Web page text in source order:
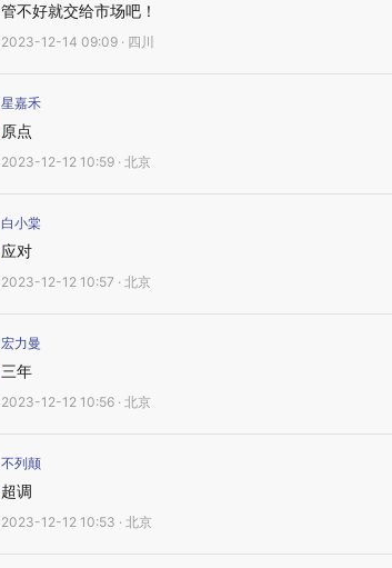
管不好就交给市场吧！
2023-12-14 09:09 · 四川
星嘉禾
原点
2023-12-12 10:59 · 北京
白小棠
应对
2023-12-12 10:57 · 北京
宏力曼
三年
2023-12-12 10:56 · 北京
不列颠
超调
2023-12-12 10:53 · 北京